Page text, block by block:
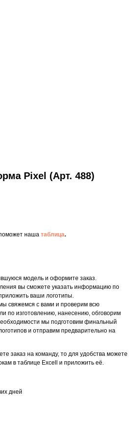
Pixel (Арт. 488)
наша таблица.
модель и оформите заказ.
вы сможете указать информацию по
ваши логотипы.
свяжемся с вами и проверим всю
по изготовлению, нанесению, обговорим
мы подготовим финальный
и отправим предварительно на
заказ на команду, то для удобства можете
в таблице Excell и приложить её.
дней